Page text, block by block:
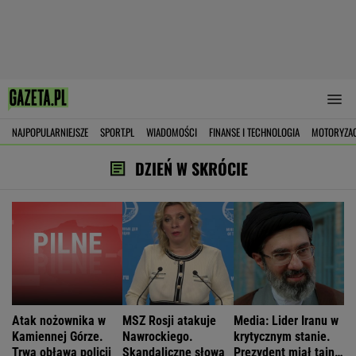
NAJPOPULARNIEJSZE SPORT.PL WIADOMOŚCI FINANSE I TECHNOLOGIA
DZIEŃ W SKRÓCIE
Atak nożownika w
Kamiennej Górze.
Trwa obława policji
MSZ Rosji atakuje
Nawrockiego.
Skandaliczne słowa
Media: Lider Iranu w
krytycznym stanie.
Prezydent miał tajne